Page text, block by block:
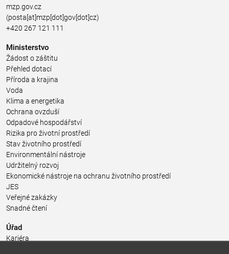
mzp.gov.cz
(posta[at]mzp[dot]gov[dot]cz)
+420 267 121 111
Ministerstvo
Žádost o záštitu
Přehled dotací
Příroda a krajina
Voda
Klima a energetika
Ochrana ovzduší
Odpadové hospodářství
Rizika pro životní prostředí
Stav životního prostředí
Environmentální nástroje
Udržitelný rozvoj
Ekonomické nástroje na ochranu životního prostředí
JES
Veřejné zakázky
Snadné čtení
Úřad
Kariéra